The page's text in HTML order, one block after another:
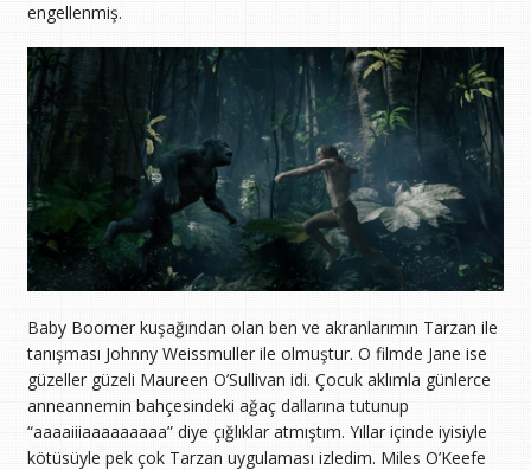
engellenmiş.
Baby Boomer kuşağından olan ben ve akranlarımın Tarzan ile
tanışması Johnny Weissmuller ile olmuştur. O filmde Jane ise
güzeller güzeli Maureen O’Sullivan idi. Çocuk aklımla günlerce
anneannemin bahçesindeki ağaç dallarına tutunup
“aaaaiiiaaaaaaaaa” diye çığlıklar atmıştım. Yıllar içinde iyisiyle
kötüsüyle pek çok Tarzan uygulaması izledim. Miles O’Keefe